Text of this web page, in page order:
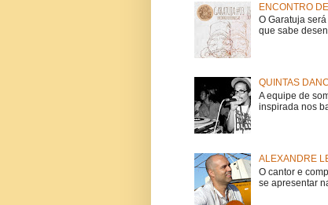
ENCONTRO
O Garatuja
que sabe
QUINTAS
A equipe de
inspirada nos
ALEXANDRE
O cantor e
se apresentar